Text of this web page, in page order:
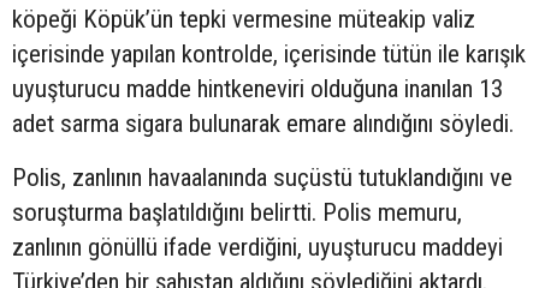
köpeği Köpük’ün tepki vermesine müteakip valiz
içerisinde yapılan kontrolde, içerisinde tütün ile karışık
uyuşturucu madde hintkeneviri olduğuna inanılan 13
adet sarma sigara bulunarak emare alındığını söyledi.
Polis, zanlının havaalanında suçüstü tutuklandığını ve
soruşturma başlatıldığını belirtti. Polis memuru,
zanlının gönüllü ifade verdiğini, uyuşturucu maddeyi
Türkiye’den bir şahıstan aldığını söylediğini aktardı.